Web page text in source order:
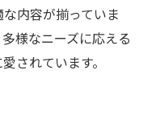
内容が揃っていま
様なニーズに応える
されています。